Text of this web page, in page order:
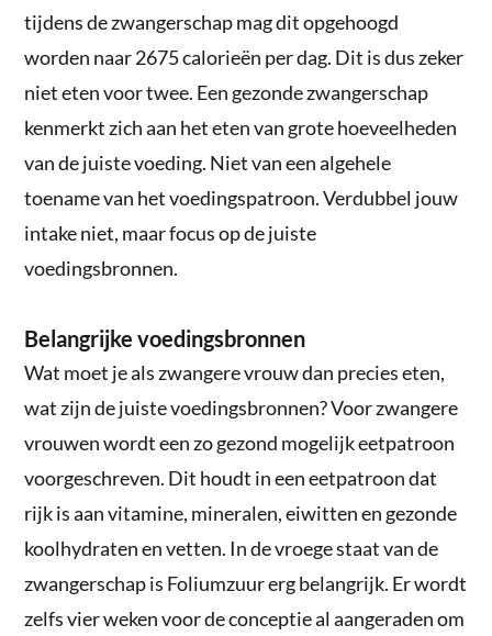
tijdens de zwangerschap mag dit opgehoogd
worden naar 2675 calorieën per dag. Dit is dus zeker
niet eten voor twee. Een gezonde zwangerschap
kenmerkt zich aan het eten van grote hoeveelheden
van de juiste voeding. Niet van een algehele
toename van het voedingspatroon. Verdubbel jouw
intake niet, maar focus op de juiste
voedingsbronnen.
Belangrijke voedingsbronnen
Wat moet je als zwangere vrouw dan precies eten,
wat zijn de juiste voedingsbronnen? Voor zwangere
vrouwen wordt een zo gezond mogelijk eetpatroon
voorgeschreven. Dit houdt in een eetpatroon dat
rijk is aan vitamine, mineralen, eiwitten en gezonde
koolhydraten en vetten. In de vroege staat van de
zwangerschap is Foliumzuur erg belangrijk. Er wordt
zelfs vier weken voor de conceptie al aangeraden om